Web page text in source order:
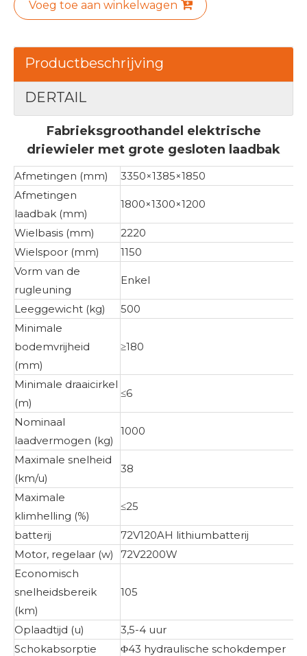
Voeg toe aan winkelwagen
Productbeschrijving
DERTAIL
Fabrieksgroothandel elektrische
driewieler met grote gesloten laadbak
Afmetingen (mm)
3350×1385×1850
Afmetingen
laadbak (mm)
1800×1300×1200
Wielbasis (mm)
2220
Wielspoor (mm)
1150
Vorm van de
rugleuning
Enkel
Leeggewicht (kg)
500
Minimale
bodemvrijheid
(mm)
≥180
Minimale draaicirkel
(m)
≤6
Nominaal
laadvermogen (kg)
1000
Maximale snelheid
(km/u)
38
Maximale
klimhelling (%)
≤25
batterij
72V120AH lithiumbatterij
Motor, regelaar (w)
72V2200W
Economisch
snelheidsbereik
(km)
105
Oplaadtijd (u)
3,5-4 uur
Schokabsorptie
Φ43 hydraulische schokdemper